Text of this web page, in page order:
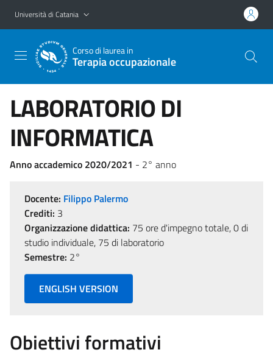
Vai al contenuto principale
Vai al menu di navigazione
Università di Catania
Corso di laurea in
Terapia occupazionale
LABORATORIO DI
INFORMATICA
Anno accademico 2020/2021 - 2° anno
Docente: Filippo Palermo
Crediti: 3
Organizzazione didattica: 75 ore d'impegno totale, 0 di
studio individuale, 75 di laboratorio
Semestre: 2°
ENGLISH VERSION
Obiettivi formativi